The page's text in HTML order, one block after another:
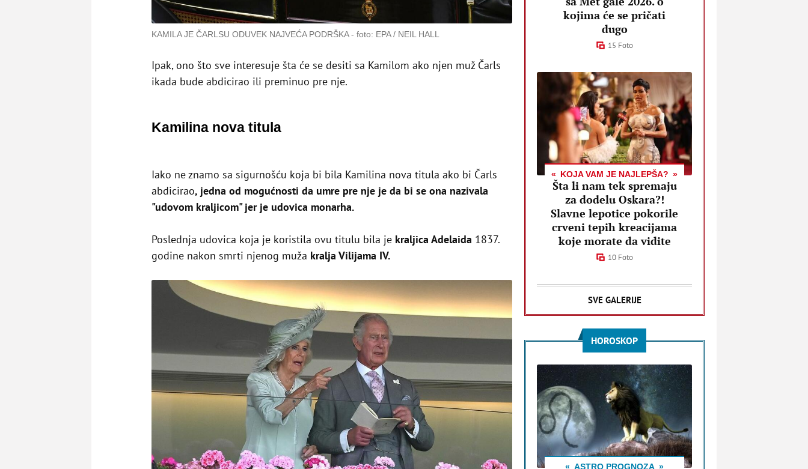
KAMILA JE ČARLSU ODUVEK NAJVEĆA PODRŠKA foto: EPA / NEIL HALL
Ipak, ono što sve interesuje šta će se desiti sa Kamilom ako njen muž Čarls
ikada bude abdicirao ili preminuo pre nje.
Kamilina nova titula
Iako ne znamo sa sigurnošću koja bi bila Kamilina nova titula ako bi Čarls
abdicirao, jedna od mogućnosti da umre pre nje je da bi se ona nazivala
"udovom kraljicom" jer je udovica monarha.
Poslednja udovica koja je koristila ovu titulu bila je kraljica Adelaida 1837.
godine nakon smrti njenog muža kralja Vilijama IV.
kojima će se pričati
dugo
15 Foto
KOJA VAM JE NAJLEPŠA?
Šta li nam tek spremaju
za dodelu Oskara?!
Slavne lepotice pokorile
crveni tepih kreacijama
koje morate da vidite
10 Foto
SVE GALERIJE
HOROSKOP
ASTRO PROGNOZA